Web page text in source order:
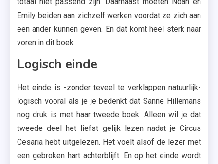
Emily beiden aan zichzelf werken voordat ze zich aan
een ander kunnen geven. En dat komt heel sterk naar
voren in dit boek.
Logisch einde
Het einde is -zonder teveel te verklappen natuurlijk-
logisch vooral als je je bedenkt dat Sanne Hillemans
nog druk is met haar tweede boek. Alleen wil je dat
tweede deel het liefst gelijk lezen nadat je Circus
Cesaria hebt uitgelezen. Het voelt alsof de lezer met
een gebroken hart achterblijft. En op het einde wordt